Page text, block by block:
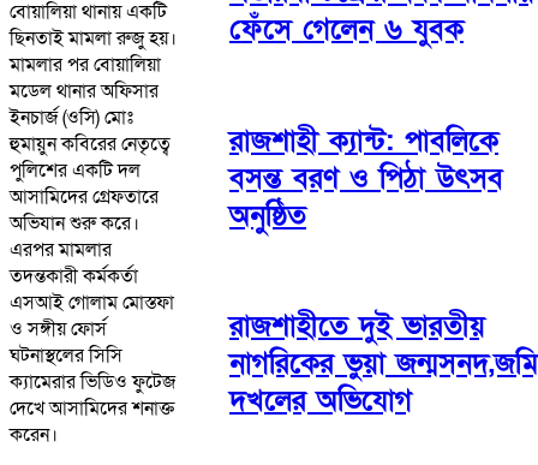
বোয়ালিয়া থানায় একটি
ছিনতাই মামলা রুজু হয়।
মামলার পর বোয়ালিয়া
মডেল থানার অফিসার
ইনচার্জ (ওসি) মোঃ
হুমায়ুন কবিরের নেতৃত্বে
পুলিশের একটি দল
আসামিদের গ্রেফতারে
অভিযান শুরু করে।
এরপর মামলার
তদন্তকারী কর্মকর্তা
এসআই গোলাম মোস্তফা
ও সঙ্গীয় ফোর্স
ঘটনাস্থলের সিসি
ক্যামেরার ভিডিও ফুটেজ
দেখে আসামিদের শনাক্ত
করেন।
ফেঁসে গেলেন ৬ যুবক
রাজশাহী ক্যান্ট: পাবলিকে
বসন্ত বরণ ও পিঠা উৎসব
অনুষ্ঠিত
রাজশাহীতে দুই ভারতীয়
নাগরিকের ভুয়া জন্মসনদ,জমি
দখলের অভিযোগ